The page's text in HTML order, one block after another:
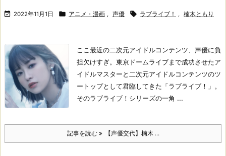
 2022年11月1日  アニメ・漫画 , 声優  ラブライブ！ , 楠木ともり
ここ最近の二次元アイドルコンテンツ、声優に負
担欠けすぎ。 東京ドームライブまで成功させたア
イドルマスターと二次元アイドルコンテンツのツ
ートップとして君臨してきた「ラブライブ！」。
そのラブライブ！シリーズの一角 ...
記事を読む 【声優交代】楠木 ...